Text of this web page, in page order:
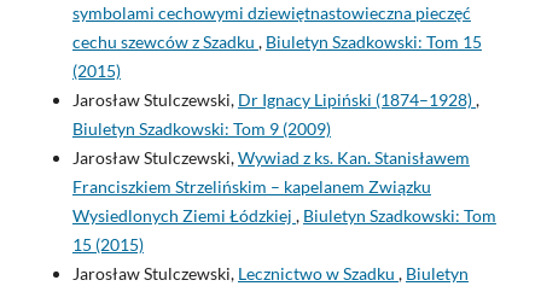
symbolami cechowymi dziewiętnastowieczna pieczęć
cechu szewców z Szadku , Biuletyn Szadkowski: Tom 15
(2015)
Jarosław Stulczewski, Dr Ignacy Lipiński (1874–1928),
Biuletyn Szadkowski: Tom 9 (2009)
Jarosław Stulczewski,Wywiad z ks. Kan. Stanisławem
Franciszkiem Strzelińskim – kapelanem Związku
Wysiedlonych Ziemi Łódzkiej , Biuletyn Szadkowski: Tom
15 (2015)
Jarosław Stulczewski, Lecznictwo w Szadku , Biuletyn